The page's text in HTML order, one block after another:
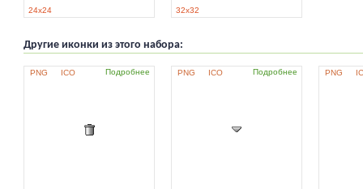
24x24 32x32
Другие иконки из этого набора:
PNG ICO Подробнее PNG ICO Подробнее PNG